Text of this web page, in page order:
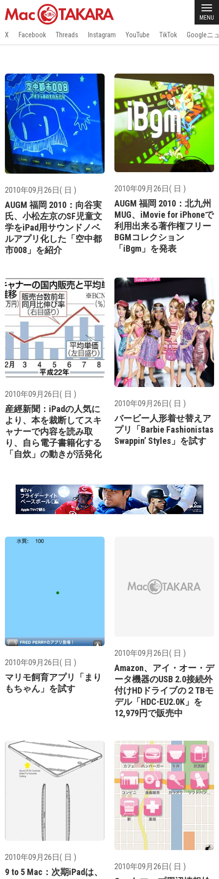
MENU
X Facebook Threads Instagram YouTube TikTok Googleニ
2010年09月26日( 日 )
AUGM 福岡 2010：向谷実
氏、小松左京のSF児童文
学をiPad用サウンドノベ
ルアプリ化した「空中都
市008」を紹介
2010年09月26日( 日 )
AUGM 福岡 2010：北九州
MUG、iMovie for iPhoneで
利用出来る著作権フリー
BGMコレクション
「iBgm」を発表
2010年09月26日( 日 )
産經新聞：iPadの人気に
より、本を裁断してスキ
ャナーで内容を読み取
り、自ら電子書籍化する
「自炊」の動きが活発化
2010年09月26日( 日 )
バービー人形着せ替えア
プリ「Barbie Fashionistas
Swappin’ Styles」を試す
2010年09月26日( 日 )
マリモ飼育アプリ「まり
もちゃん」を試す
2010年09月26日( 日 )
Amazon、アイ・オー・デ
ータ機器のUSB 2.0接続外
付けHDドライブの２TBモ
デル「HDC-EU2.0K」を
12,979円で販売中
2010年09月26日( 日 )
9 to 5 Mac：次期iPadは、
2010年09月26日( 日 )